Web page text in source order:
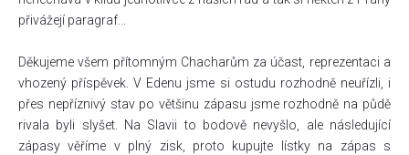
přivážejí paragraf...
Děkujeme všem přítomným Chacharům za účast, reprezentaci a
vhozený příspěvek. V Edenu jsme si ostudu rozhodně neuřízli, i
přes nepříznivý stav po většinu zápasu jsme rozhodně na půdě
rivala byli slyšet. Na Slavii to bodově nevyšlo, ale následující
zápasy věříme v plný zisk, proto kupujte lístky na zápas s